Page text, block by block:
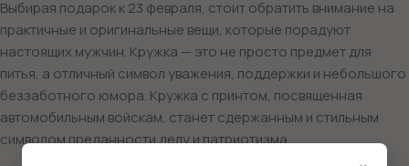
Выбирая подарок к 23 февраля, стоит обратить внимание на
практичные и оригинальные вещи, которые порадуют
настоящих мужчин. Кружка — это не просто предмет для
питья, а отличный символ уважения, поддержки и небольшого
беззаботного юмора. Кружка с принтом, посвященная
автомобильным войскам, станет сдержанным и стильным
символом преданности делу и патриотизма.